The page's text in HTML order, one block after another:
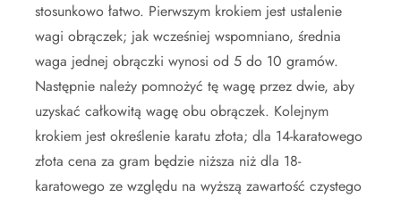
stosunkowo łatwo. Pierwszym krokiem jest ustalenie
wagi obrączek; jak wcześniej wspomniano, średnia
waga jednej obrączki wynosi od 5 do 10 gramów.
Następnie należy pomnożyć tę wagę przez dwie, aby
uzyskać całkowitą wagę obu obrączek. Kolejnym
krokiem jest określenie karatu złota; dla 14-karatowego
złota cena za gram będzie niższa niż dla 18-
karatowego ze względu na wyższą zawartość czystego